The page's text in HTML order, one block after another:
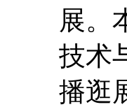
展。
技术
播逛